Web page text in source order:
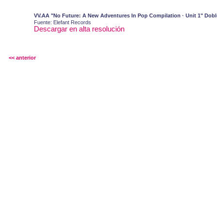
VV.AA "No Future: A New Adventures In Pop Compilation · Unit 1"
Fuente: Elefant Records
Descargar en alta resolución
<< anterior